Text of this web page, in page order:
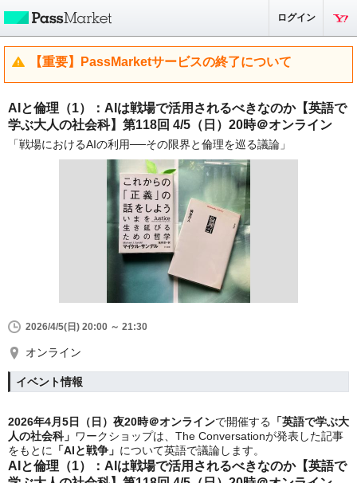
ログイン
【重要】PassMarketサービスの終了について
AIと倫理（1）：AIは戦場で活用されるべきなのか【英語で
学ぶ大人の社会科】第118回 4/5（日）20時＠オンライン
「戦場におけるAIの利用──その限界と倫理を巡る議論」
2026/4/5(日) 20:00 ～ 21:30
オンライン
イベント情報
2026年4月5日（日）夜20時＠オンラインで開催する
「英語で学ぶ大
人の社会科」 ワークショップは、The Conversationが発表した記事
をもとに
「AIと戦争」 について英語で議論します。
AIと倫理（1）：AIは戦場で活用されるべきなのか【英語で